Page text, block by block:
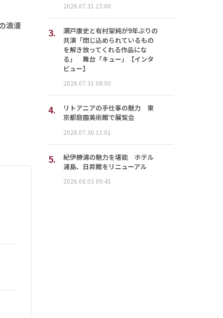
浪漫
2026.07.31 15:00
3.
瀬戸康史と有村架純が9年ぶりの
共演「閉じ込められているもの
を解き放ってくれる作品にな
る」 舞台「キュー」【インタ
ビュー】
2026.07.31 08:00
4.
リトアニアの手仕事の魅力 東
京都庭園美術館で展覧会
2026.07.30 11:01
5.
紀伊勝浦の魅力を堪能 ホテル
浦島、日昇館をリニューアル
2026.08.03 09:41